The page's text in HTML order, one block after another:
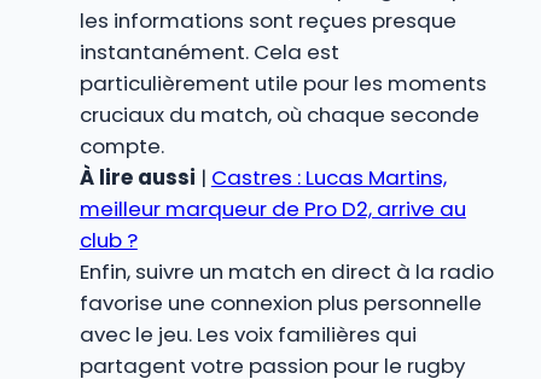
les informations sont reçues presque
instantanément. Cela est
particulièrement utile pour les moments
cruciaux du match, où chaque seconde
compte.
À lire aussi | Castres : Lucas Martins,
meilleur marqueur de Pro D2, arrive au
club ?
Enfin, suivre un match en direct à la radio
favorise une connexion plus personnelle
avec le jeu. Les voix familières qui
partagent votre passion pour le rugby